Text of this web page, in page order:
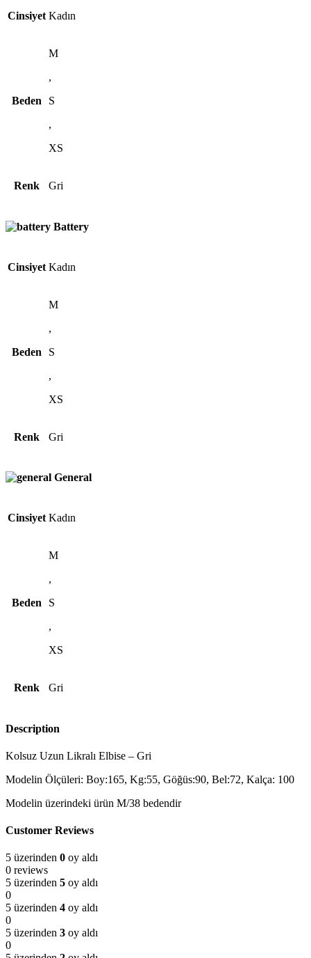
Cinsiyet Kadın
Beden
M
,
S
,
XS
Renk Gri
Battery
Cinsiyet Kadın
Beden
M
,
S
,
XS
Renk Gri
General
Cinsiyet Kadın
Beden
M
,
S
,
XS
Renk Gri
Description
Kolsuz Uzun Likralı Elbise – Gri
Modelin Ölçüleri: Boy:165, Kg:55, Göğüs:90, Bel:72, Kalça: 100
Modelin üzerindeki ürün M/38 bedendir
Customer Reviews
5 üzerinden 0 oy aldı
0 reviews
5 üzerinden 5 oy aldı
0
5 üzerinden 4 oy aldı
0
5 üzerinden 3 oy aldı
0